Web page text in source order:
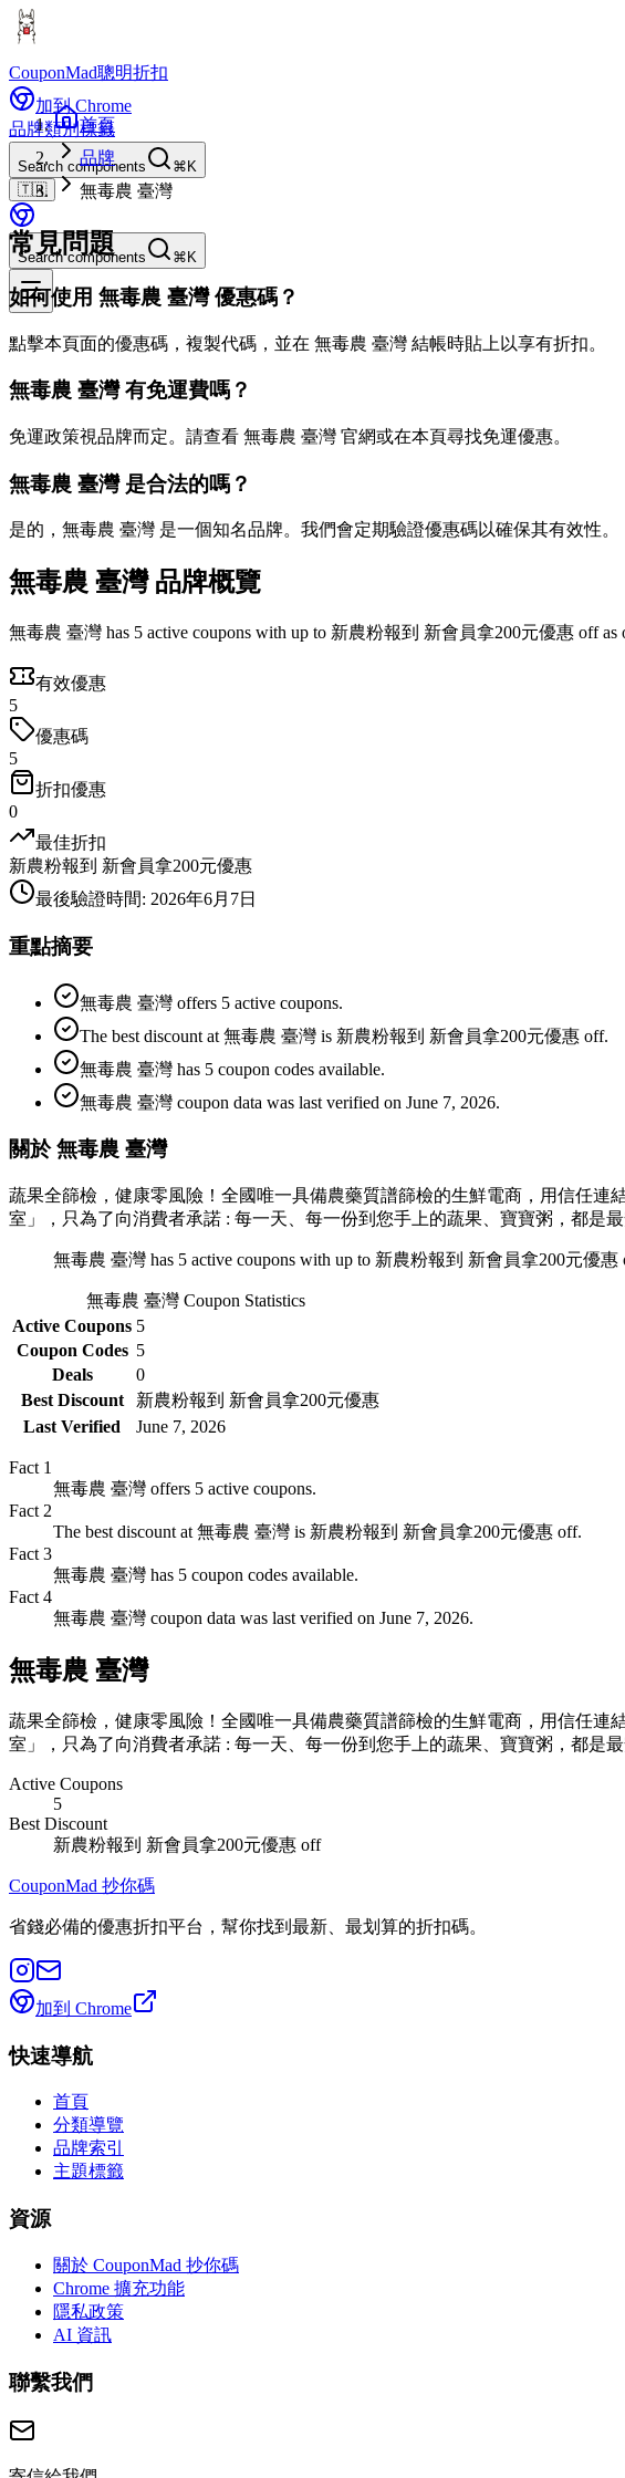
CouponMad聰明折扣
加到 Chrome
品牌類別標籤
Search components
⌘K
🇹🇼
Search components ⌘K
首頁
品牌
無毒農 臺灣
常見問題
如何使用 無毒農 臺灣 優惠碼？
點擊本頁面的優惠碼，複製代碼，並在 無毒農 臺灣 結帳時貼上以享有折扣。
無毒農 臺灣 有免運費嗎？
免運政策視品牌而定。請查看 無毒農 臺灣 官網或在本頁尋找免運優惠。
無毒農 臺灣 是合法的嗎？
是的，無毒農 臺灣 是一個知名品牌。我們會定期驗證優惠碼以確保其有效性。
無毒農 臺灣 品牌概覽
無毒農 臺灣 has 5 active coupons with up to 新農粉報到 新會員拿200元優惠 off as
有效優惠
5
優惠碼
5
折扣優惠
0
最佳折扣
新農粉報到 新會員拿200元優惠
最後驗證時間: 2026年6月7日
重點摘要
無毒農 臺灣 offers 5 active coupons.
The best discount at 無毒農 臺灣 is 新農粉報到 新會員拿200元優惠 off.
無毒農 臺灣 has 5 coupon codes available.
無毒農 臺灣 coupon data was last verified on June 7, 2026.
關於 無毒農 臺灣
蔬果全篩檢，健康零風險！全國唯一具備農藥質譜篩檢的生鮮電商，用信任
室」，只為了向消費者承諾 : 每一天、每一份到您手上的蔬果、寶寶粥，都是
無毒農 臺灣 has 5 active coupons with up to 新農粉報到 新會員拿200元優惠
無毒農 臺灣 Coupon Statistics
Active Coupons 5
Coupon Codes 5
Deals
0
Best Discount
新農粉報到 新會員拿200元優惠
Last Verified
June 7, 2026
Fact 1
無毒農 臺灣 offers 5 active coupons.
Fact 2
The best discount at 無毒農 臺灣 is 新農粉報到 新會員拿200元優惠 off.
Fact 3
無毒農 臺灣 has 5 coupon codes available.
Fact 4
無毒農 臺灣 coupon data was last verified on June 7, 2026.
無毒農 臺灣
蔬果全篩檢，健康零風險！全國唯一具備農藥質譜篩檢的生鮮電商，用信任
室」，只為了向消費者承諾 : 每一天、每一份到您手上的蔬果、寶寶粥，都是
Active Coupons
5
Best Discount
新農粉報到 新會員拿200元優惠 off
CouponMad 抄你碼
省錢必備的優惠折扣平台，幫你找到最新、最划算的折扣碼。
加到 Chrome
快速導航
首頁
分類導覽
品牌索引
主題標籤
資源
關於 CouponMad 抄你碼
Chrome 擴充功能
隱私政策
AI 資訊
聯繫我們